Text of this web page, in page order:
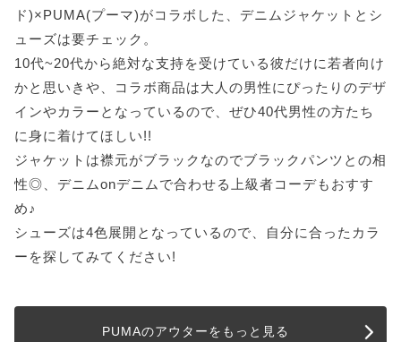
ド)×PUMA(プーマ)がコラボした、デニムジャケットとシ
ューズは要チェック。
10代~20代から絶対な支持を受けている彼だけに若者向け
かと思いきや、コラボ商品は大人の男性にぴったりのデザ
インやカラーとなっているので、ぜひ40代男性の方たち
に身に着けてほしい!!
ジャケットは襟元がブラックなのでブラックパンツとの相
性◎、デニムonデニムで合わせる上級者コーデもおすす
め♪
シューズは4色展開となっているので、自分に合ったカラ
ーを探してみてください!
PUMAのアウターをもっと見る